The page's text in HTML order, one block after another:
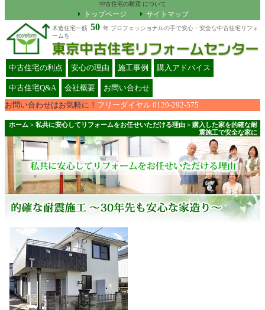
中古住宅の耐震 について
トップページ サイトマップ
木造住宅一筋 50 年 プロフェッショナルの手で安心・安全な中古住宅リフォ
ームを
中古住宅の利点 安心の理由 施工事例 購入アドバイス
中古住宅Q&A 会社概要
お問い合わせ
お問い合わせはお気軽に！ フリーダイヤル 0120-292-575
ホーム > 私共に安心してリフォームをお任せいただける理由 > 購入した家を的確な耐
震施工で安全な家に